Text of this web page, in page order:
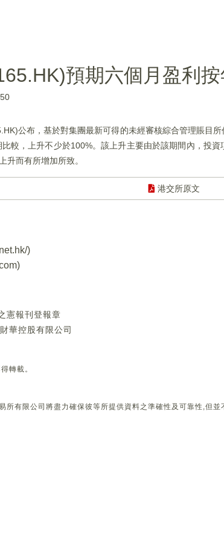
預期六個月盈利
公布，基於對集團最新可得的未經審核綜合管理賬目
較，上升不少於100%。該上升主要由於該期間內，投
升而有所增加所致。
港交所原文
)
)
憲報刊登報章
華控股有限公司
轉載。
所有限公司將盡力確保彼等所提供資料之準確性及可靠性,但